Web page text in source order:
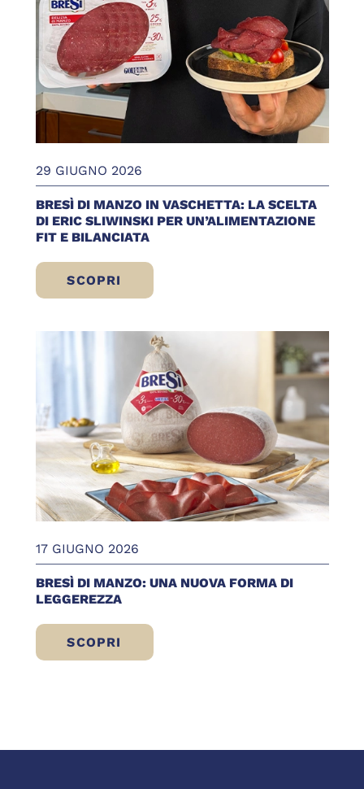
29 GIUGNO 2026
BRESÌ DI MANZO IN VASCHETTA: LA SCELTA
DI ERIC SLIWINSKI PER UN’ALIMENTAZIONE
FIT E BILANCIATA
SCOPRI
BRESÌ DI MANZO IN VASCHETTA: LA
17 GIUGNO 2026
BRESÌ DI MANZO: UNA NUOVA FORMA DI
LEGGEREZZA
SCOPRI
BRESÌ DI MANZO: UNA NUOVA FORMA DI